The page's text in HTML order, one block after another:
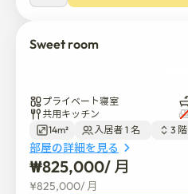
Sweet room
プライベート寝室
共用キッチン
14m²
入居者 1 名 3 階
部屋の詳細を見る
₩825,000/ 月
¥825,000/ 月